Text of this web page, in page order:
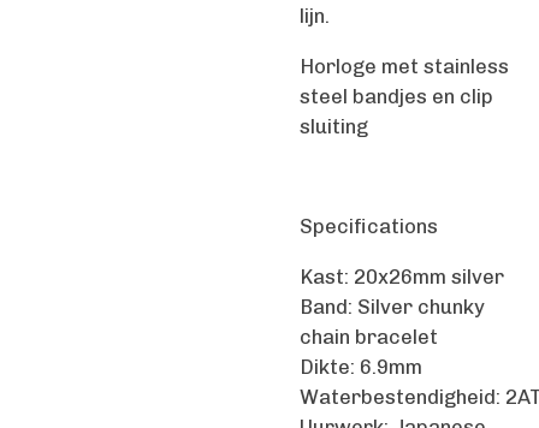
lijn.
Horloge met stainless
steel bandjes en clip
sluiting
Specifications
Kast: 20x26mm silver
Band: Silver chunky
chain bracelet
Dikte: 6.9mm
Waterbestendigheid: